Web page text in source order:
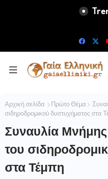
Αρχική σελίδα Πρώτο Θέμα
σιδηροδρομικού δυστυχήματος στα
Συναυλία
του
στα Τέμπη